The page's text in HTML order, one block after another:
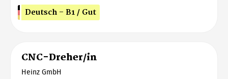
Deutsch - B1 / Gut
CNC-Dreher/in
Heinz GmbH